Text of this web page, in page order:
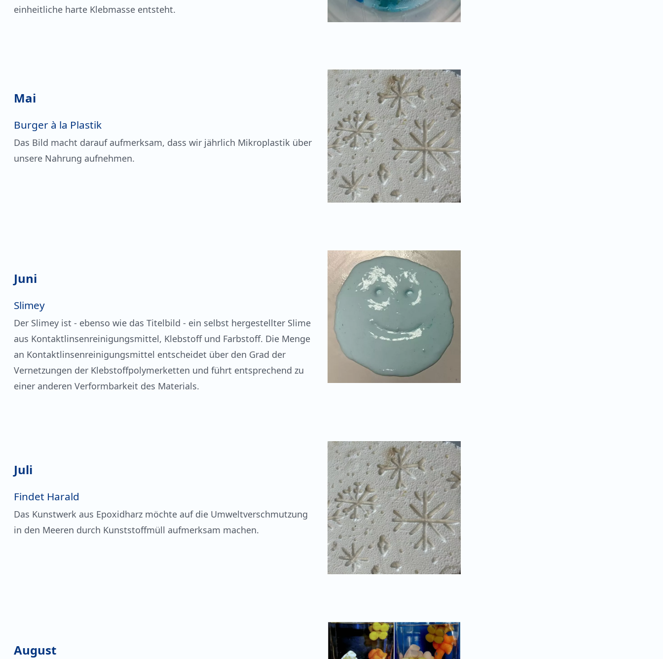
einheitliche harte Klebmasse entsteht.
Mai
Burger à la Plastik
Das Bild macht darauf aufmerksam, dass wir jährlich Mikroplastik über
unsere Nahrung aufnehmen.
Juni
Slimey
Der Slimey ist - ebenso wie das Titelbild - ein selbst hergestellter Slime
aus Kontaktlinsenreinigungsmittel, Klebstoff und Farbstoff. Die Menge
an Kontaktlinsenreinigungsmittel entscheidet über den Grad der
Vernetzungen der Klebstoffpolymerketten und führt entsprechend zu
einer anderen Verformbarkeit des Materials.
Juli
Findet Harald
Das Kunstwerk aus Epoxidharz möchte auf die Umweltverschmutzung
in den Meeren durch Kunststoffmüll aufmerksam machen.
August